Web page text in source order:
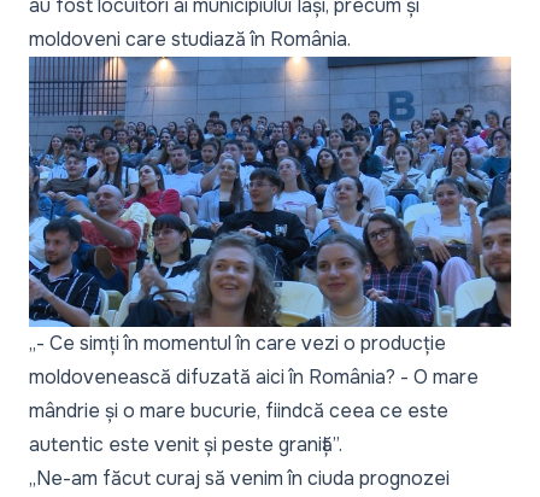
au fost locuitori ai municipiului Iași, precum și
moldoveni care studiază în România.
„- Ce simți în momentul în care vezi o producție
moldovenească difuzată aici în România? - O mare
mândrie și o mare bucurie, fiindcă ceea ce este
autentic este venit și peste graniță”.
„Ne-am făcut curaj să venim în ciuda prognozei